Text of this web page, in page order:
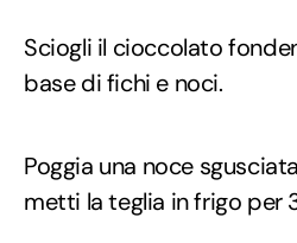
Sciogli il cioccolato
base di fichi e noci.
Poggia una noce
metti la teglia in frigo per